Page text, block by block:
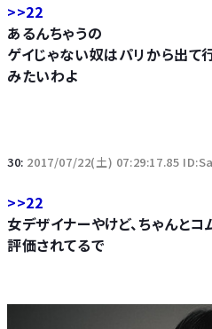
>>22
あるんちゃうの
ゲイじゃない奴はパリから出て
みたいわよ
30: 2017/07/22(土) 07:29:17.85
>>22
女デザイナーやけど、ちゃんと
評価されてるで